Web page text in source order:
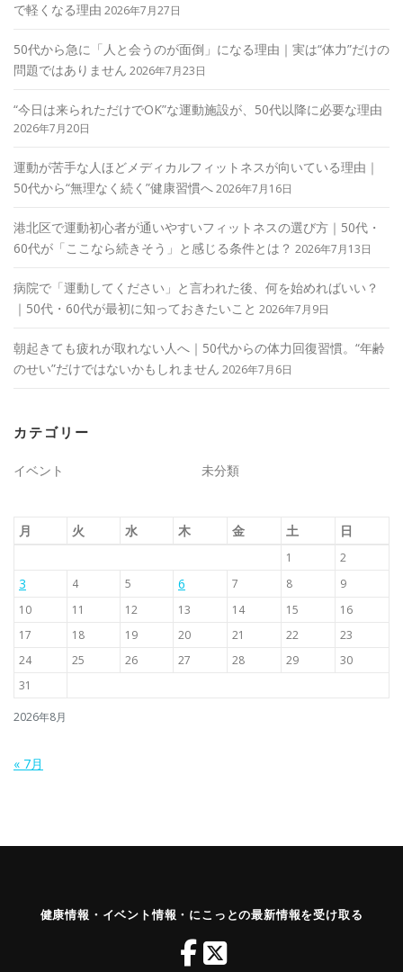
で軽くなる理由 2026年7月27日
50代から急に「人と会うのが面倒」になる理由｜実は“体力”だけの
問題ではありません 2026年7月23日
“今日は来られただけでOK”な運動施設が、50代以降に必要な理由
2026年7月20日
運動が苦手な人ほどメディカルフィットネスが向いている理由｜
50代から“無理なく続く”健康習慣へ2026年7月16日
港北区で運動初心者が通いやすいフィットネスの選び方｜50代・
60代が「ここなら続きそう」と感じる条件とは？ 2026年7月13日
病院で「運動してください」と言われた後、何を始めればいい？
｜50代・60代が最初に知っておきたいこと 2026年7月9日
朝起きても疲れが取れない人へ｜50代からの体力回復習慣。“年齢
のせい”だけではないかもしれません 2026年7月6日
カテゴリー
イベント 未分類
2026年8月
月 火 水 木 金 土 日
1 2
3 4 5 6 7 8
9
10
11 12 13 14 15
16
17
18 19 20 21 22
23
24
25 26 27 28 29
30
31
« 7月
健康情報・イベント情報・にこっとの最新情報を受け取る